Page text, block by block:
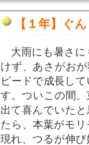
【１年】ぐ
大雨にも暑さに
けず、あさがお
ピードで成長し
す。ついこの間、
出て喜んでいた
たら、本葉がモ
現れ、つるが伸び